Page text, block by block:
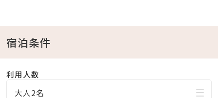
景色を眺めながら心も体もリラックスできる大浴場。
ミストサウナやドライサウナなど、体調や好みにあわせ
て選べるバラエティ豊富な温浴が、ゆったりとした心地
よい熱が体を温めてくれます。
※滞在中何度でもご利用いただけます。
宿泊条件
利用人数
大人2名